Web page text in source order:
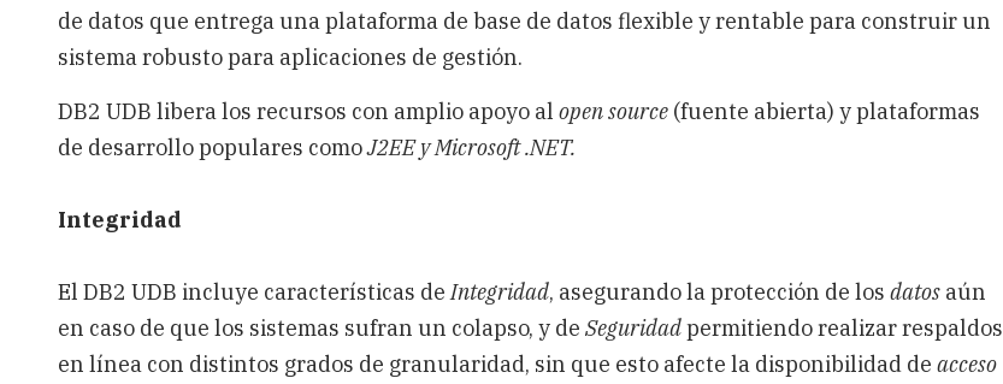
de datos que entrega una plataforma de base de datos flexible y rentable para construir un
sistema robusto para aplicaciones de gestión.
DB2 UDB libera los recursos con amplio apoyo al open source (fuente abierta) y plataformas
de desarrollo populares comoJ2EE y Microsoft .NET.
Integridad
El DB2 UDB incluye características deIntegridad, asegurando la protección de los datos aún
en caso de que los sistemas sufran un colapso, y de Seguridadpermitiendo realizar respaldos
en línea con distintos grados de granularidad, sin que esto afecte la disponibilidad de acceso